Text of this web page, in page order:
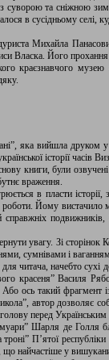
суворою та сніжною
в сусідньому селі,
Михайла
Власка. Його прохання
краєзнавчого
яка вийшла друком
історії часів
книги, були
враження.
в пласти історії,
Йому вистачило
справжніх
увагу. Зі сторінок
сумнівами і
читача, начебто сухі
красеня” Василя
ось такий
автор дозволяє
перед
Шарля де Голля
троні” П’ятої
що найчастіше у